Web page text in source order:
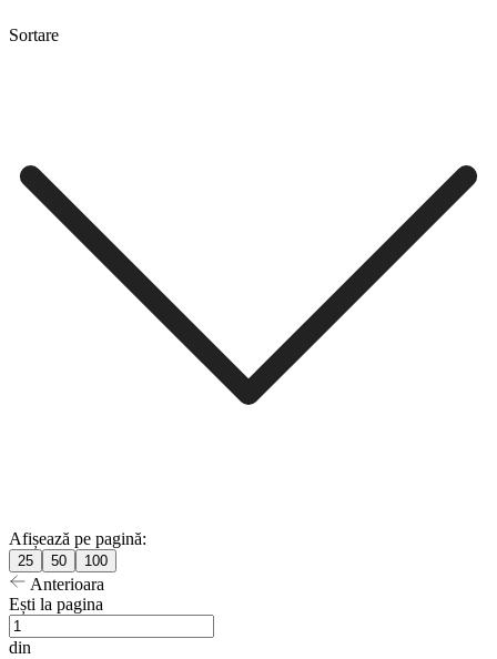
Sortare
Afișează pe pagină:
25 50 100
Anterioara
Ești la pagina
din